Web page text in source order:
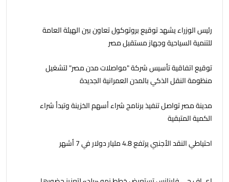
رئيس الوزراء يشهد توقيع بروتوكول تعاون بين الهيئة العامة
للتنمية السياحية وجهاز مستقبل مصر
توقيع اتفاقية تأسيس شركة "مواصلات مدن مصر" لتشغيل
منظومة النقل الذكي بالمدن العمرانية الجديدة
مدينة مصر تواصل تنفيذ برنامج شراء أسهم الخزينة وتبدأ شراء
الكمية المتبقية
احتياطي النقد الأجنبي يرتفع 4.8 مليار دولار في 7 أشهر